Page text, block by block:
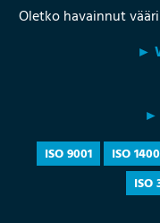
Oletko havainnut
►
►
ISO 9001 ISO
ISO